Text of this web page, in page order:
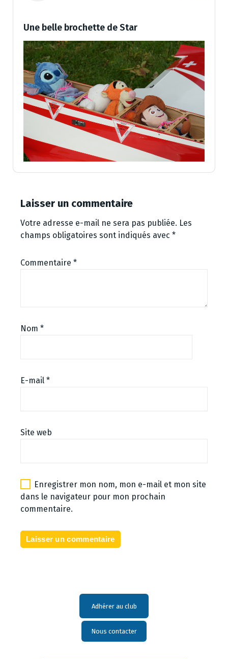
Une belle brochette de Star
Laisser un commentaire
Votre adresse e-mail ne sera pas publiée. Les
champs obligatoires sont indiqués avec *
Commentaire *
Nom *
E-mail *
Site web
Enregistrer mon nom, mon e-mail et mon site
dans le navigateur pour mon prochain
commentaire.
Adhérer au club
Nous contacter